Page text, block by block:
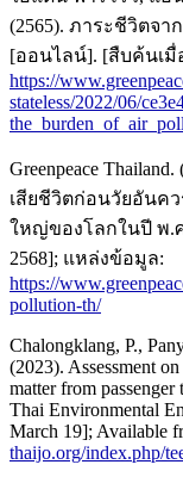
(2565). ภาระชีวิตจ
[ออนไลน์]. [สืบค้นเมื่
https://
stateless/2022/06/
Greenpeace
เสียชีวิตก่อนวัยอันคว
ใหญ่ของโลกในปี พ.
2568]; แหล่งข้อมูล:
https://
pollution-th/
Chalongklang, P.,
(2023). Assessment
matter from
Thai Environmental
March 19]; Available
thaijo.org/index.php/